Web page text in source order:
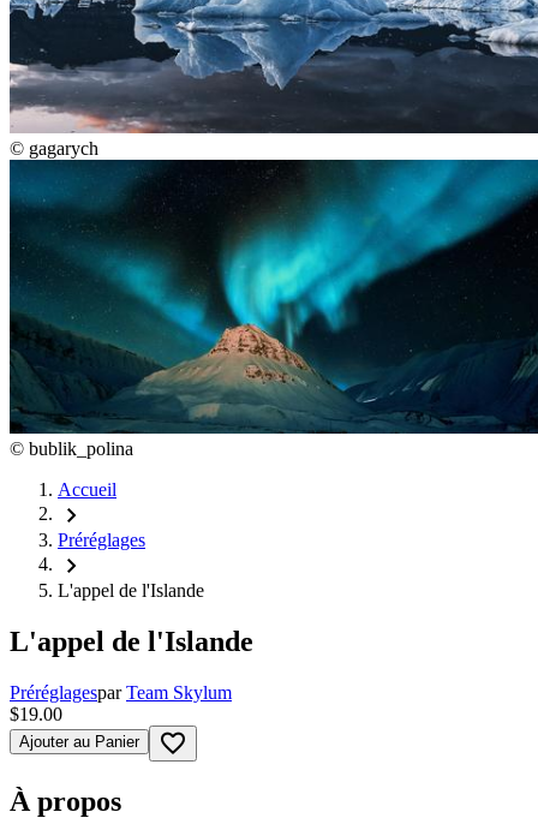
© gagarych
© bublik_polina
Accueil
chevron_right
Préréglages
chevron_right
L'appel de l'Islande
L'appel de l'Islande
Préréglagespar Team Skylum
$19.00
Ajouter au Panier favorite_border
À propos